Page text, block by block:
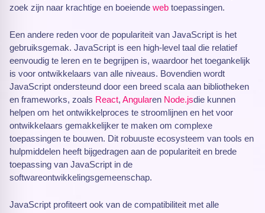
zoek zijn naar krachtige en boeiende web toepassingen.
Een andere reden voor de populariteit van JavaScript is het
gebruiksgemak. JavaScript is een high-level taal die relatief
eenvoudig te leren en te begrijpen is, waardoor het toegankelijk
is voor ontwikkelaars van alle niveaus. Bovendien wordt
JavaScript ondersteund door een breed scala aan bibliotheken
en frameworks, zoals React, Angularen Node.jsdie kunnen
helpen om het ontwikkelproces te stroomlijnen en het voor
ontwikkelaars gemakkelijker te maken om complexe
toepassingen te bouwen. Dit robuuste ecosysteem van tools en
hulpmiddelen heeft bijgedragen aan de populariteit en brede
toepassing van JavaScript in de
softwareontwikkelingsgemeenschap.
JavaScript profiteert ook van de compatibiliteit met alle